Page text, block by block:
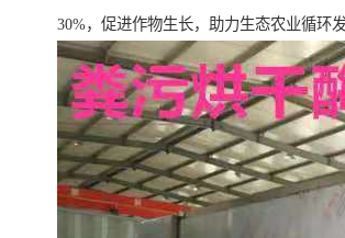
30%，促进作物生长，助力生态农业循环发